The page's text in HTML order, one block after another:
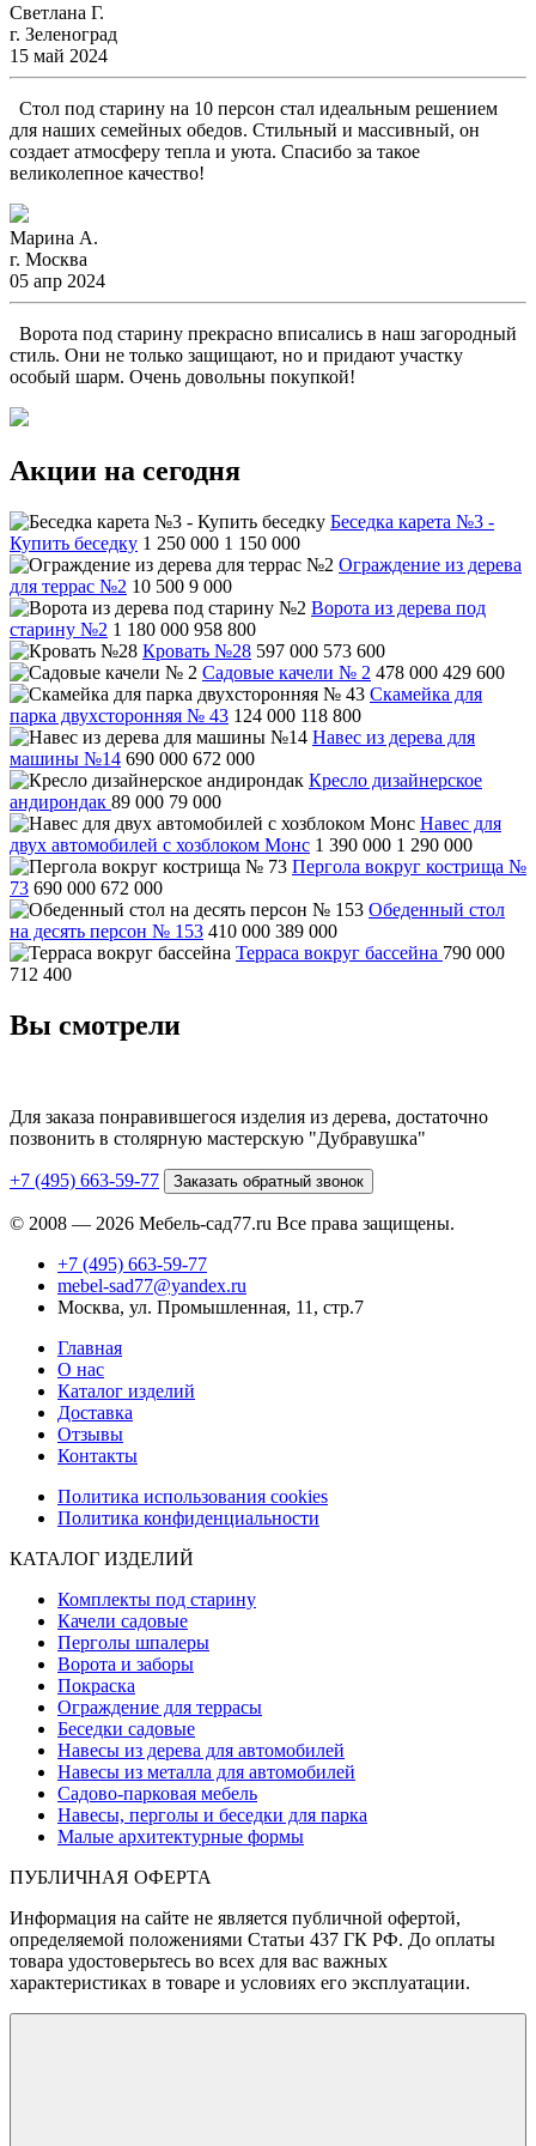
Светлана Г.
г. Зеленоград
15 май 2024
Стол под старину на 10 персон стал идеальным решением
для наших семейных обедов. Стильный и массивный, он
создает атмосферу тепла и уюта. Спасибо за такое
великолепное качество!
Марина А.
г. Москва
05 апр 2024
Ворота под старину прекрасно вписались в наш загородный
стиль. Они не только защищают, но и придают участку
особый шарм. Очень довольны покупкой!
Акции на сегодня
Беседка карета №3 -
Купить беседку 1 250 000 1 150 000
Ограждение из дерева
для террас №2 10 500 9 000
Ворота из дерева под
старину №2 1 180 000 958 800
Кровать №28 597 000 573 600
Садовые качели № 2 478 000 429 600
Скамейка для
парка двухсторонняя № 43 124 000 118 800
Навес из дерева для
машины №14 690 000 672 000
Кресло дизайнерское
андирондак 89 000 79 000
Навес для
двух автомобилей с хозблоком Монс 1 390 000 1 290 000
Пергола вокруг кострища №
73 690 000 672 000
Обеденный стол
на десять персон № 153 410 000 389 000
Терраса вокруг бассейна 790 000
712 400
Вы смотрели
Для заказа понравившегося изделия из дерева, достаточно
позвонить в столярную мастерскую "Дубравушка"
+7 (495) 663-59-77 Заказать обратный звонок
© 2008 — 2026 Мебель-сад77.ru Все права защищены.
+7 (495) 663-59-77
mebel-sad77@yandex.ru
Москва, ул. Промышленная, 11, стр.7
Главная
О нас
Каталог изделий
Доставка
Отзывы
Контакты
Политика использования cookies
Политика конфиденциальности
КАТАЛОГ ИЗДЕЛИЙ
Комплекты под старину
Качели садовые
Перголы шпалеры
Ворота и заборы
Покраска
Ограждение для террасы
Беседки садовые
Навесы из дерева для автомобилей
Навесы из металла для автомобилей
Садово-парковая мебель
Навесы, перголы и беседки для парка
Малые архитектурные формы
ПУБЛИЧНАЯ ОФЕРТА
Информация на сайте не является публичной офертой,
определяемой положениями Статьи 437 ГК РФ. До оплаты
товара удостоверьтесь во всех для вас важных
характеристиках в товаре и условиях его эксплуатации.